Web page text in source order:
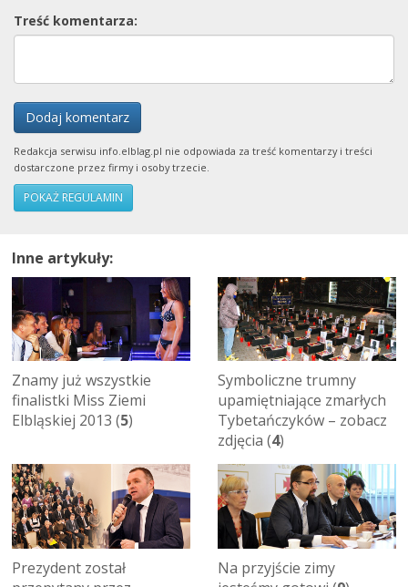
Treść komentarza:
Dodaj komentarz
Redakcja serwisu info.elblag.pl nie odpowiada za treść komentarzy i treści
dostarczone przez firmy i osoby trzecie.
POKAŻ REGULAMIN
Inne artykuły:
Znamy już wszystkie
finalistki Miss Ziemi
Elbląskiej 2013 (5)
Symboliczne trumny
upamiętniające zmarłych
Tybetańczyków – zobacz
zdjęcia (4)
Prezydent został
Na przyjście zimy